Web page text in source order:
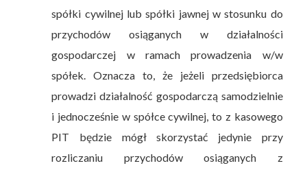
spółki cywilnej lub spółki jawnej w stosunku do
przychodów osiąganych w działalności
gospodarczej w ramach prowadzenia w/w
spółek. Oznacza to, że jeżeli przedsiębiorca
prowadzi działalność gospodarczą samodzielnie
i jednocześnie w spółce cywilnej, to z kasowego
PIT będzie mógł skorzystać jedynie przy
rozliczaniu przychodów osiąganych z